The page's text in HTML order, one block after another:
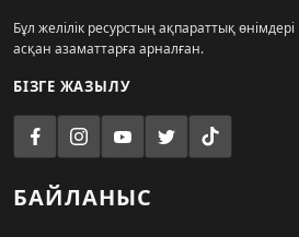
Бұл желілік ресурстың ақпараттық
асқан азаматтарға арналған.
БІЗГЕ ЖАЗЫЛУ
БАЙЛАНЫС